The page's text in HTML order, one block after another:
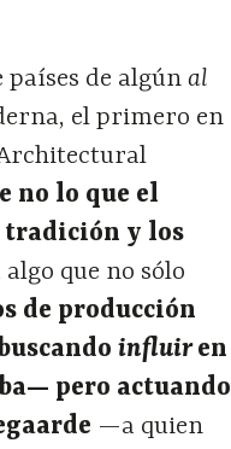
países de algúnal
el primero en
no lo que el
tradición y los
que no sólo
de producción
influiren
pero actuando
—a quien